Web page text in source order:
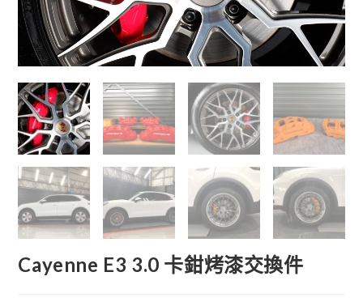
Cayenne E3 3.0 卡鉗烤漆交換件